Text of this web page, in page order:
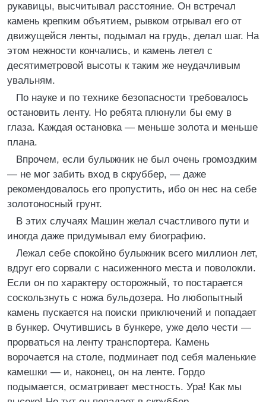
рукавицы, высчитывал расстояние. Он встречал
камень крепким объятием, рывком отрывал его от
движущейся ленты, подымал на грудь, делал шаг. На
этом нежности кончались, и камень летел с
десятиметровой высоты к таким же неудачливым
увальням.
По науке и по технике безопасности требовалось
остановить ленту. Но ребята плюнули бы ему в
глаза. Каждая остановка — меньше золота и меньше
плана.
Впрочем, если булыжник не был очень громоздким
— не мог забить вход в скруббер, — даже
рекомендовалось его пропустить, ибо он нес на себе
золотоносный грунт.
В этих случаях Машин желал счастливого пути и
иногда даже придумывал ему биографию.
Лежал себе спокойно булыжник всего миллион лет,
вдруг его сорвали с насиженного места и поволокли.
Если он по характеру осторожный, то постарается
соскользнуть с ножа бульдозера. Но любопытный
камень пускается на поиски приключений и попадает
в бункер. Очутившись в бункере, уже дело чести —
прорваться на ленту транспортера. Камень
ворочается на столе, подминает под себя маленькие
камешки — и, наконец, он на ленте. Гордо
подымается, осматривает местность. Ура! Как мы